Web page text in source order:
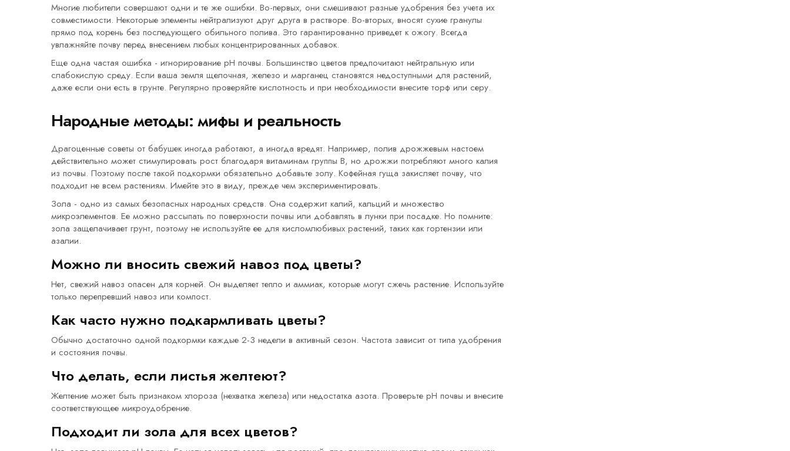
Многие любители совершают одни и те же ошибки. Во-первых, они смешивают разные удобрения без учета их
совместимости. Некоторые элементы нейтрализуют друг друга в растворе. Во-вторых, вносят сухие гранулы
прямо под корень без последующего обильного полива. Это гарантированно приведет к ожогу. Всегда
увлажняйте почву перед внесением любых концентрированных добавок.
Еще одна частая ошибка - игнорирование pH почвы. Большинство цветов предпочитают нейтральную или
слабокислую среду. Если ваша земля щелочная, железо и марганец становятся недоступными для растений,
даже если они есть в грунте. Регулярно проверяйте кислотность и при необходимости внесите торф или серу.
Народные методы: мифы и реальность
Драгоценные советы от бабушек иногда работают, а иногда вредят. Например, полив дрожжевым настоем
действительно может стимулировать рост благодаря витаминам группы B, но дрожжи потребляют много калия
из почвы. Поэтому после такой подкормки обязательно добавьте золу. Кофейная гуща закисляет почву, что
подходит не всем растениям. Имейте это в виду, прежде чем экспериментировать.
Зола - одно из самых безопасных народных средств. Она содержит калий, кальций и множество
микроэлементов. Ее можно рассыпать по поверхности почвы или добавлять в лунки при посадке. Но помните:
зола защелачивает грунт, поэтому не используйте ее для кисломлюбивых растений, таких как гортензии или
азалии.
Можно ли вносить свежий навоз под цветы?
Нет, свежий навоз опасен для корней. Он выделяет тепло и аммиак, которые могут сжечь растение. Используйте
только перепревший навоз или компост.
Как часто нужно подкармливать цветы?
Обычно достаточно одной подкормки каждые 2-3 недели в активный сезон. Частота зависит от типа удобрения
и состояния почвы.
Что делать, если листья желтеют?
Желтение может быть признаком хлороза (нехватка железа) или недостатка азота. Проверьте pH почвы и внесите
соответствующее микроудобрение.
Подходит ли зола для всех цветов?